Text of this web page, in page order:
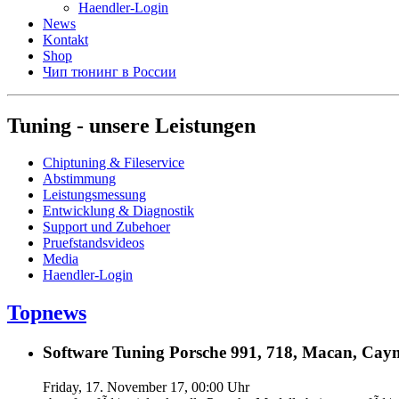
Haendler-Login
News
Kontakt
Shop
Чип тюнинг в России
Tuning - unsere Leistungen
Chiptuning & Fileservice
Abstimmung
Leistungsmessung
Entwicklung & Diagnostik
Support und Zubehoer
Pruefstandsvideos
Media
Haendler-Login
Topnews
Software Tuning Porsche 991, 718, Macan,
Friday, 17. November 17, 00:00 Uhr